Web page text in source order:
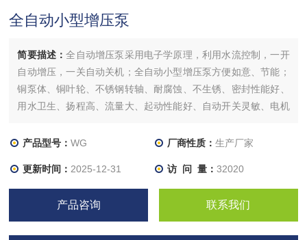
全自动小型增压泵
简要描述：全自动增压泵采用电子学原理，利用水流控制，一开
自动增压，一关自动关机；全自动小型增压泵方便如意、节能；
铜泵体、铜叶轮、不锈钢转轴、耐腐蚀、不生锈、密封性能好、
用水卫生、扬程高、流量大、起动性能好、自动开关灵敏、电机
产品型号：WG 厂商性质： 生产厂家
更新时间： 2025-12-31 访 问 量： 32020
产品咨询 联系我们